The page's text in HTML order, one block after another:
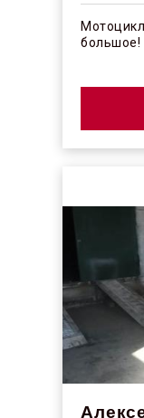
большое!